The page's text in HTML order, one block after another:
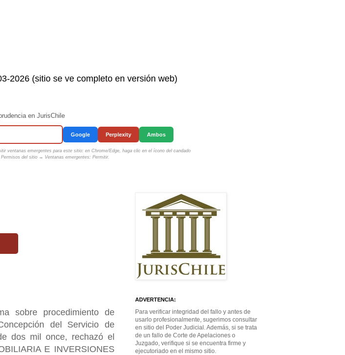
2026 (sitio se ve completo en versión web)
en JurisChile
Google Perplexity Ambos
ventanas emergentes para este sitio: en Chrome/Edge, haga clic en el ícono del candado
Permisos del sitio → Ventanas emergentes: Permitir.
sobre procedimiento de
del Servicio de
dos mil once, rechazó el
E INVERSIONES
ADVERTENCIA:
Para verificar integridad del fallo y antes de
usarlo profesionalmente, sugerimos consultar
en sitio del Poder Judicial. Además, si se trata
de un fallo de Corte de Apelaciones o
Juzgado, verifique si se encuentra firme y
ejecutoriado en el mismo sitio.